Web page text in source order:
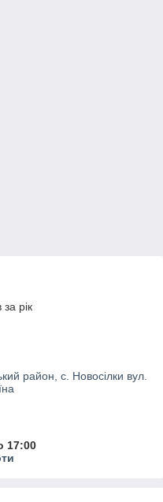
рік
район, с. Новосілки вул.
17:00